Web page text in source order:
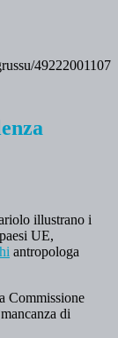
illustrano i
UE,
antropologa
Commissione
di